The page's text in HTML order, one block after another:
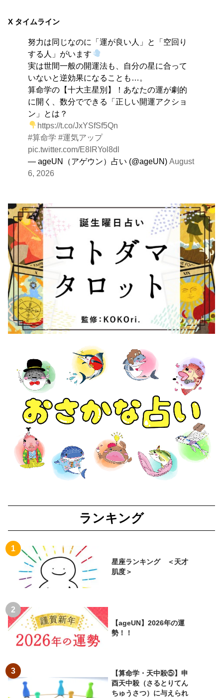
大きくエネルギーを放出する日。日々の活力をため込ん
X タイムライン
努力は同じなのに「運が良い人」と「空回り
する人」がいます
実は世間一般の開運法も、自分の星に合って
いないと逆効果になることも…。
算命学の【十大主星別】！あなたの運が劇的
に開く、数分でできる「正しい開運アクショ
ン」とは？
https://t.co/JxYSfSf5Qn
#算命学 #運気アップ
pic.twitter.com/E8IRYol8dl
— ageUN（アゲウン）占い (@ageUN) August
6, 2026
ランキング
星座ランキング ＜天才
肌度＞
【ageUN】2026年の運
勢！！
【算命学・天中殺⑤】申
酉天中殺（さるとりてん
ちゅうさつ）に与えられ